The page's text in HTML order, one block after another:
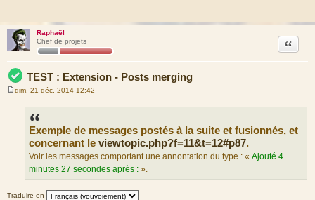
Raphaël
Chef de projets
TEST : Extension - Posts merging
Citation
dim. 21 déc. 2014 12:42
Exemple de messages postés à la suite et fusionnés, et
concernant le viewtopic.php?f=11&t=12#p87.
Voir les messages comportant une annontation du type : « Ajouté 4
minutes 27 secondes après : ».
Traduire en